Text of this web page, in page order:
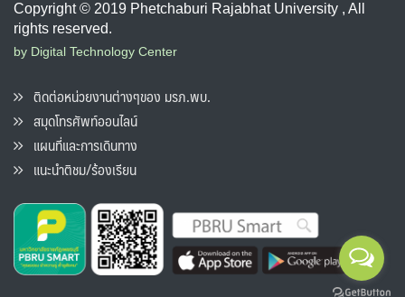
Copyright © 2019 Phetchaburi Rajabhat University , All
rights reserved.
by Digital Technology Center
ติดต่อหน่วยงานต่างๆของ มรภ.พบ.
สมุดโทรศัพท์ออนไลน์
แผนที่และการเดินทาง
แนะนำติชม/ร้องเรียน